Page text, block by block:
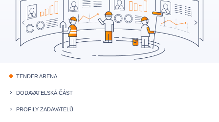
fiber_manual_record TENDER ARENA
keyboard_arrow_right DODAVATELSKÁ ČÁST
keyboard_arrow_right PROFILY ZADAVATELŮ